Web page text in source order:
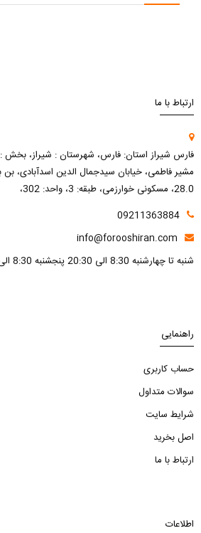
ارتباط با ما
فارس شیراز استان: فارس، شهرستان : شیراز، بخش :
28.0، مسکونی خوارزمی، طبقه: 3، واحد: 302،
09211363884
info@forooshiran.com
شنبه تا چهارشنبه 8:30 الی 20:30 پنجشنبه 8:30 الی 12:30
راهنمایی
حساب کاربری
سوالات متداول
شرایط سایت
اصل بخرید
ارتباط با ما
اطلاعات